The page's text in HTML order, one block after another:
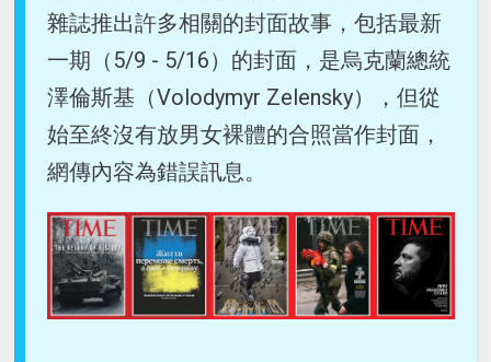
雜誌推出許多相關的封面故事，包括最新
一期（5/9 - 5/16）的封面，是烏克蘭總統
澤倫斯基（Volodymyr Zelensky），但從
始至終沒有放男女裸體的合照當作封面，
網傳內容為錯誤訊息。